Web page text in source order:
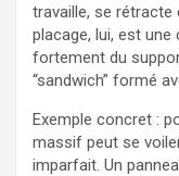
travaille, se rétracte
placage, lui, est
fortement du
“sandwich” formé
Exemple concret :
massif peut se
imparfait. Un